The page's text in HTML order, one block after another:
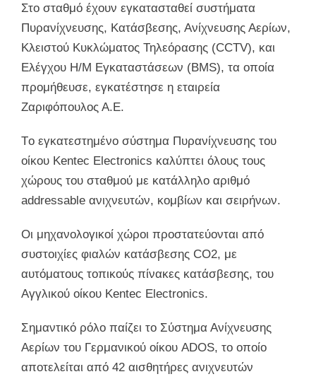
Στο σταθμό έχουν εγκατασταθεί συστήματα
Πυρανίχνευσης, Κατάσβεσης, Ανίχνευσης Αερίων,
Κλειστού Κυκλώματος Τηλεόρασης (CCTV), και
Ελέγχου Η/Μ Εγκαταστάσεων (BMS), τα οποία
προμήθευσε, εγκατέστησε η εταιρεία
Ζαριφόπουλος Α.Ε.
Τo εγκατεστημένο σύστημα Πυρανίχνευσης του
οίκου Kentec Electronics καλύπτει όλους τους
χώρους του σταθμού με κατάλληλο αριθμό
addressable ανιχνευτών, κομβίων και σειρήνων.
Οι μηχανολογικοί χώροι προστατεύονται από
συστοιχίες φιαλών κατάσβεσης CO2, με
αυτόματους τοπικούς πίνακες κατάσβεσης, του
Αγγλικού οίκου Kentec Electronics.
Σημαντικό ρόλο παίζει το Σύστημα Ανίχνευσης
Αερίων του Γερμανικού οίκου ADOS, το οποίο
αποτελείται από 42 αισθητήρες ανιχνευτών